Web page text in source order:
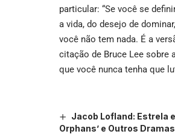
particular: “Se você se
a vida, do desejo de
você não tem nada. É a
citação de Bruce Lee sobre
que você nunca tenha que
Jacob Lofland: Estrela
Orphans’ e Outros Dramas